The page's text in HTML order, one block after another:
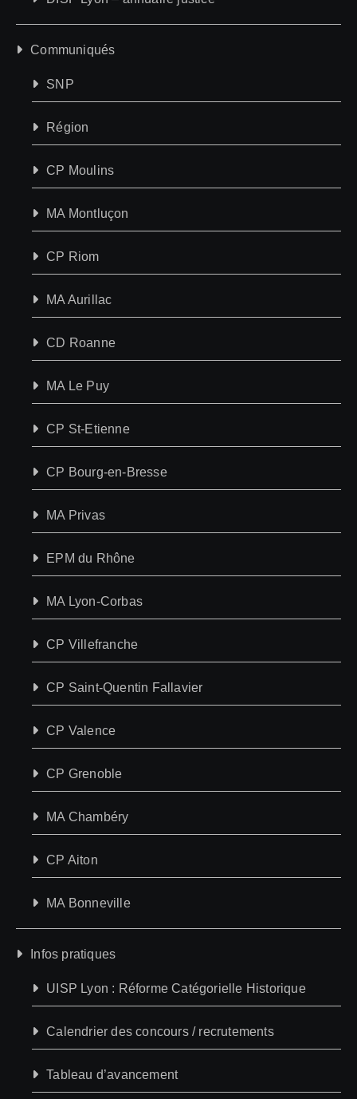
Communiqués
SNP
Région
CP Moulins
MA Montluçon
CP Riom
MA Aurillac
CD Roanne
MA Le Puy
CP St-Etienne
CP Bourg-en-Bresse
MA Privas
EPM du Rhône
MA Lyon-Corbas
CP Villefranche
CP Saint-Quentin Fallavier
CP Valence
CP Grenoble
MA Chambéry
CP Aiton
MA Bonneville
Infos pratiques
UISP Lyon : Réforme Catégorielle Historique
Calendrier des concours / recrutements
Tableau d’avancement